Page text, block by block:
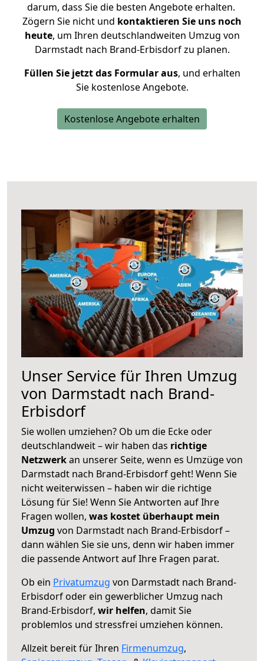
darum, dass Sie die besten Angebote erhalten.
Zögern Sie nicht und kontaktieren Sie uns noch
heute, um Ihren deutschlandweiten Umzug von
Darmstadt nach Brand-Erbisdorf zu planen.
Füllen Sie jetzt das Formular aus, und erhalten
Sie kostenlose Angebote.
Kostenlose Angebote erhalten
Unser Service für Ihren Umzug
von Darmstadt nach Brand-
Erbisdorf
Sie wollen umziehen? Ob um die Ecke oder
deutschlandweit – wir haben das richtige
Netzwerkan unserer Seite, wenn es Umzüge von
Darmstadt nach Brand-Erbisdorf geht! Wenn Sie
nicht weiterwissen – haben wir die richtige
Lösung für Sie! Wenn Sie Antworten auf Ihre
Fragen wollen, was kostet überhaupt mein
Umzug von Darmstadt nach Brand-Erbisdorf –
dann wählen Sie sie uns, denn wir haben immer
die passende Antwort auf Ihre Fragen parat.
Ob ein Privatumzug von Darmstadt nach Brand-
Erbisdorf oder ein gewerblicher Umzug nach
Brand-Erbisdorf, wir helfen, damit Sie
problemlos und stressfrei umziehen können.
Allzeit bereit für Ihren Firmenumzug,